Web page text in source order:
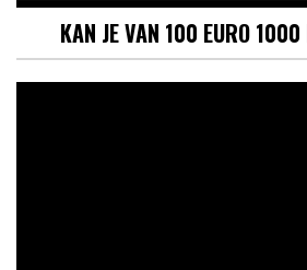
KAN JE VAN 100 EURO 1000